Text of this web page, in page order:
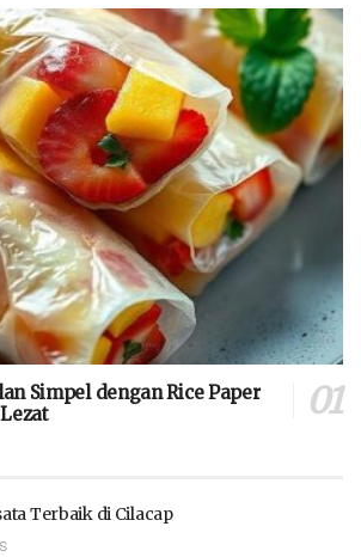
Simpel dengan Rice Paper
Terbaik di Cilacap